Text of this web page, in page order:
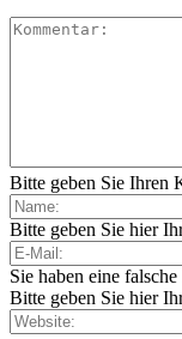
Bitte geben Sie Ihren
Bitte geben Sie hier
Sie haben eine
Bitte geben Sie hier